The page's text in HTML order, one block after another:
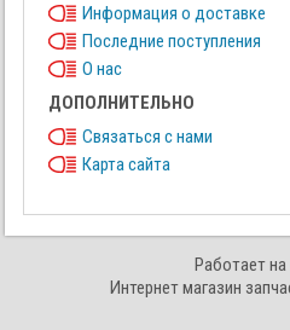
Информация о доставке
Последние поступления
О нас
ДОПОЛНИТЕЛЬНО
Связаться с нами
Карта сайта
Работает на
Интернет магазин